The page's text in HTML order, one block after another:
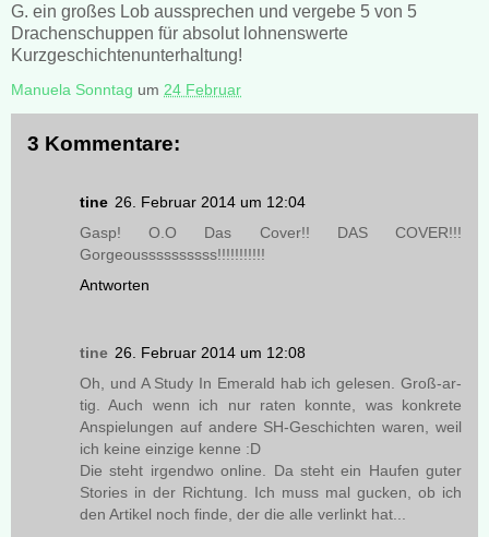
G. ein großes Lob aussprechen und vergebe 5 von 5
Drachenschuppen für absolut lohnenswerte
Kurzgeschichtenunterhaltung!
Manuela Sonntag um 24 Februar
3 Kommentare:
tine 26. Februar 2014 um 12:04
Gasp! O.O Das Cover!! DAS COVER!!!
Gorgeoussssssssss!!!!!!!!!!!
Antworten
tine 26. Februar 2014 um 12:08
Oh, und A Study In Emerald hab ich gelesen. Groß-ar-
tig. Auch wenn ich nur raten konnte, was konkrete
Anspielungen auf andere SH-Geschichten waren, weil
ich keine einzige kenne :D
Die steht irgendwo online. Da steht ein Haufen guter
Stories in der Richtung. Ich muss mal gucken, ob ich
den Artikel noch finde, der die alle verlinkt hat...